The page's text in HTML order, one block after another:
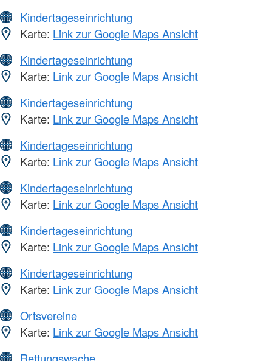
Kindertageseinrichtung
Karte: Link zur Google Maps Ansicht
Kindertageseinrichtung
Karte: Link zur Google Maps Ansicht
Kindertageseinrichtung
Karte: Link zur Google Maps Ansicht
Kindertageseinrichtung
Karte: Link zur Google Maps Ansicht
Kindertageseinrichtung
Karte: Link zur Google Maps Ansicht
Kindertageseinrichtung
Karte: Link zur Google Maps Ansicht
Kindertageseinrichtung
Karte: Link zur Google Maps Ansicht
Ortsvereine
Karte: Link zur Google Maps Ansicht